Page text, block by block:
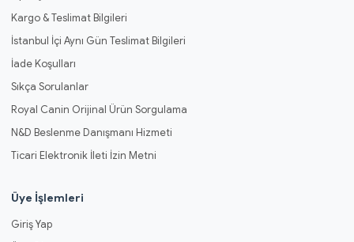
Kargo & Teslimat Bilgileri
İstanbul İçi Aynı Gün Teslimat Bilgileri
İade Koşulları
Sıkça Sorulanlar
Royal Canin Orijinal Ürün Sorgulama
N&D Beslenme Danışmanı Hizmeti
Ticari Elektronik İleti İzin Metni
Üye İşlemleri
Giriş Yap